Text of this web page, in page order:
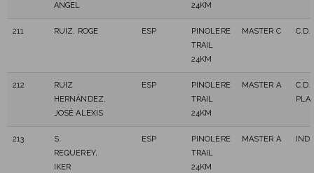
ANGEL
24KM
211 RUIZ, ROGE ESP
PINOLERE
TRAIL
24KM
MASTER C
212
RUIZ
HERNÁNDEZ,
JOSÉ ALEXIS
ESP
PINOLERE
TRAIL
24KM
MASTER A
C.D.
213
S.
REQUEREY,
IKER
ESP
PINOLERE
TRAIL
24KM
MASTER A